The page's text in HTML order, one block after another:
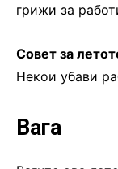
грижи за
Совет за
Некои убави
Вага